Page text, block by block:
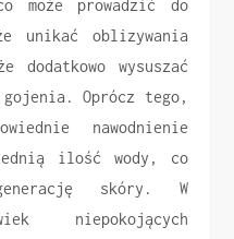
może prowadzić do
unikać oblizywania
dodatkowo wysuszać
Oprócz tego,
nawodnienie
ilość wody, co
skóry. W
niepokojących